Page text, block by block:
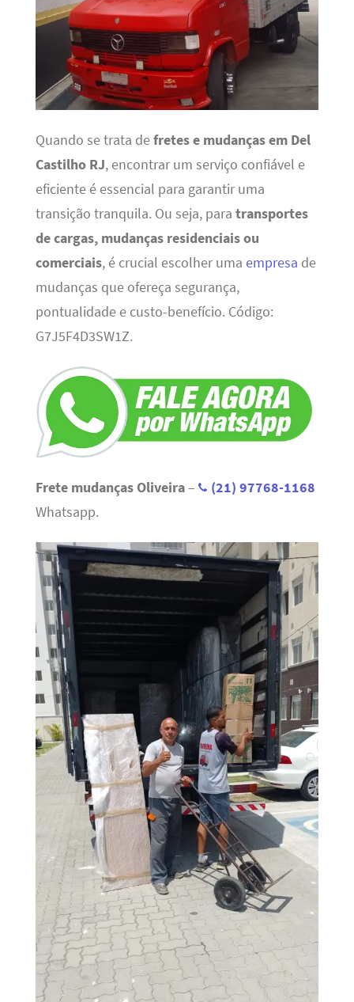
Quando se trata defretes e mudanças em Del
Castilho RJ, encontrar um serviço confiável e
eficiente é essencial para garantir uma
transição tranquila. Ou seja, para transportes
de cargas, mudanças residenciais ou
comerciais, é crucial escolher uma empresa de
mudanças que ofereça segurança,
pontualidade e custo-benefício. Código:
G7J5F4D3SW1Z.
Frete mudanças Oliveira–
(21) 97768-1168
Whatsapp.